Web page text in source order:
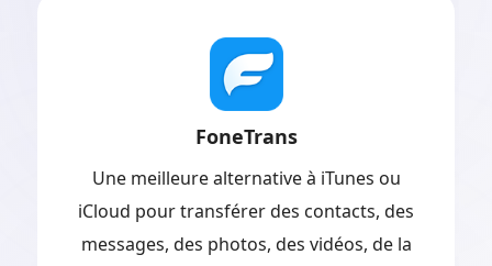
FoneTrans
Une meilleure alternative à iTunes ou
iCloud pour transférer des contacts, des
messages, des photos, des vidéos, de la